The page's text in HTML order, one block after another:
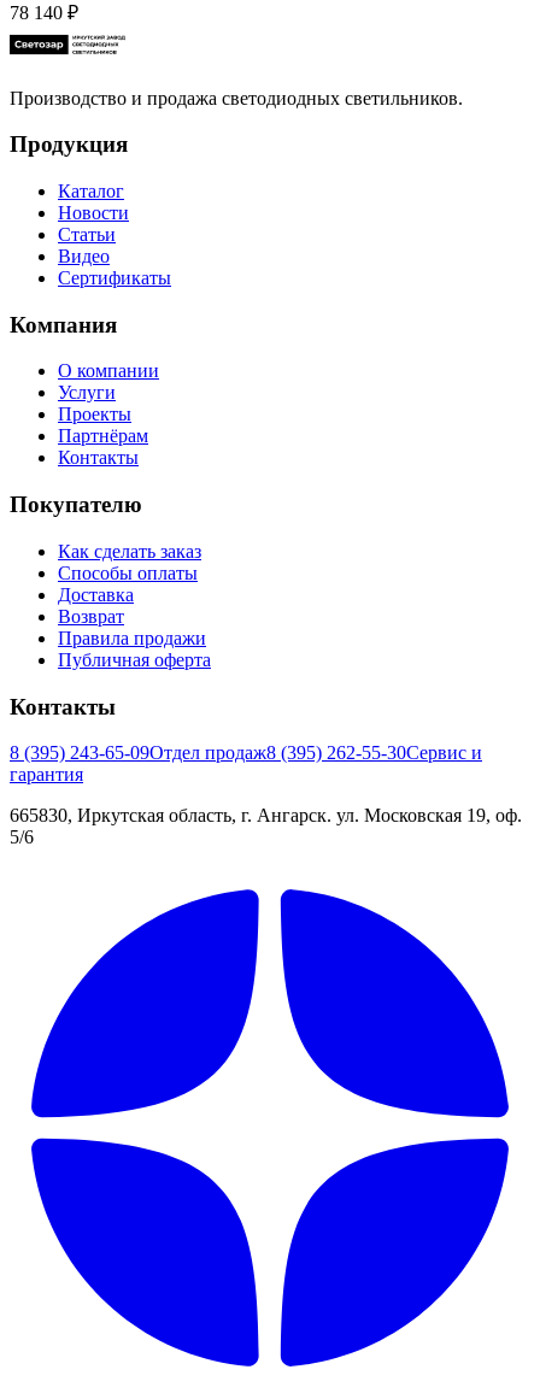
78 140 ₽
Производство и продажа светодиодных светильников.
Продукция
Каталог
Новости
Статьи
Видео
Сертификаты
Компания
О компании
Услуги
Проекты
Партнёрам
Контакты
Покупателю
Как сделать заказ
Способы оплаты
Доставка
Возврат
Правила продажи
Публичная оферта
Контакты
8 (395) 243-65-09Отдел продаж8 (395) 262-55-30Сервис и
гарантия
665830, Иркутская область, г. Ангарск. ул. Московская 19, оф.
5/6